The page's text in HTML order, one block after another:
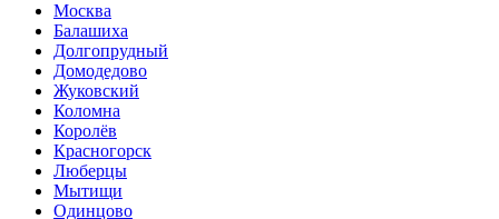
Москва
Балашиха
Долгопрудный
Домодедово
Жуковский
Коломна
Королёв
Красногорск
Люберцы
Мытищи
Одинцово